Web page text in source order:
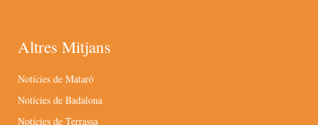
Altres Mitjans
Notícies de Mataró
Notícies de Badalona
Notícies de Terrassa